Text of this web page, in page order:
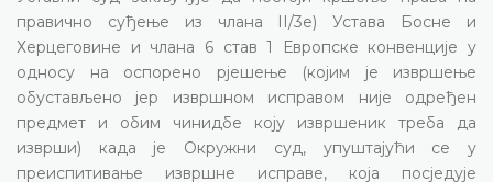
правично суђење из члана II/3е) Устава Босне и
Херцеговине и члана 6 став 1 Европске конвенције у
односу на оспорено рјешење (којим је извршење
обустављено јер извршном исправом није одређен
предмет и обим чинидбе коју извршеник треба да
изврши) када је Окружни суд, упуштајући се у
преиспитивање извршне исправе, која посједује